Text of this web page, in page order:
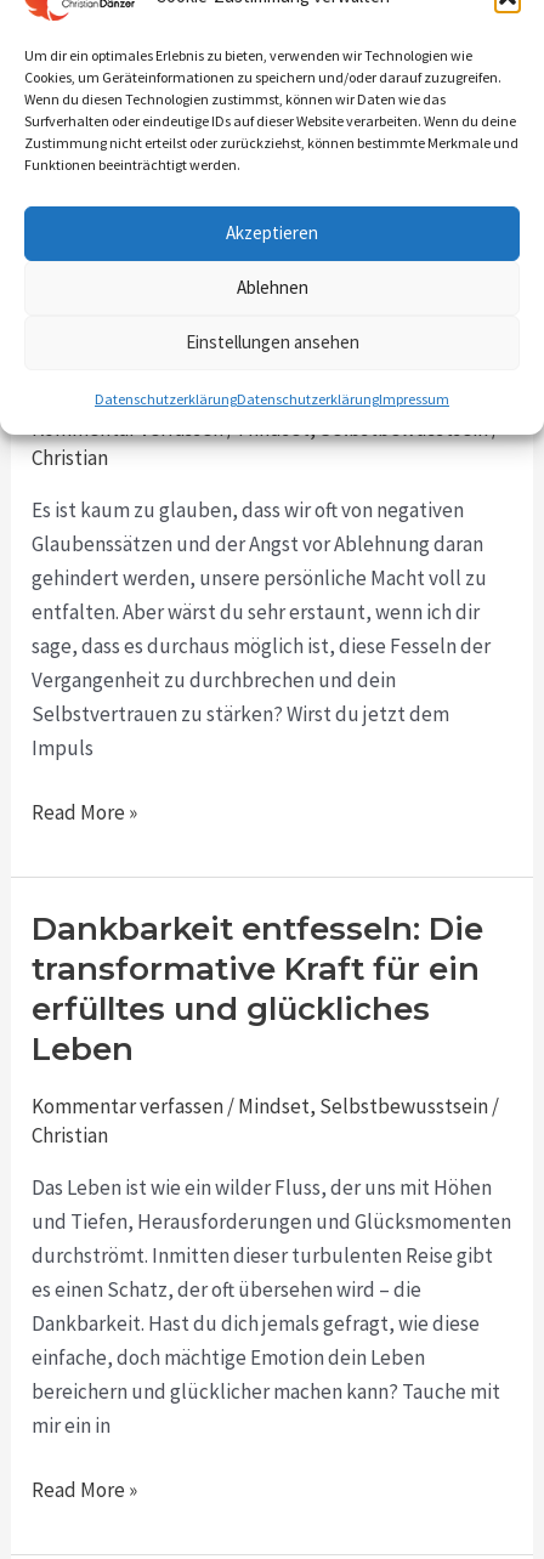
Um dir ein optimales Erlebnis zu bieten, verwenden wir Technologien wie
Cookies, um Geräteinformationen zu speichern und/oder darauf zuzugreifen.
Wenn du diesen Technologien zustimmst, können wir Daten wie das
Surfverhalten oder eindeutige IDs auf dieser Website verarbeiten. Wenn du deine
Zustimmung nicht erteilst oder zurückziehst, können bestimmte Merkmale und
Funktionen beeinträchtigt werden.
Akzeptieren
Ablehnen
Einstellungen ansehen
DatenschutzerklärungDatenschutzerklärungImpressum
innerer Frieden
Read More »
Grenzen setzen und
Selbstvertrauen stärken: Wie
du deine persönliche Macht
Kommentar verfassen/Mindset,Selbstbewusstsein/
Christian
Es ist kaum zu glauben, dass wir oft von negativen
Glaubenssätzen und der Angst vor Ablehnung daran
gehindert werden, unsere persönliche Macht voll zu
entfalten. Aber wärst du sehr erstaunt, wenn ich dir
sage, dass es durchaus möglich ist, diese Fesseln der
Vergangenheit zu durchbrechen und dein
Selbstvertrauen zu stärken? Wirst du jetzt dem
Impuls
du
persönliche
Macht
zurückgewinnst
Read More »
Dankbarkeit entfesseln: Die
transformative Kraft für ein
erfülltes und glückliches
Leben
Kommentar verfassen/Mindset, Selbstbewusstsein/
Christian
Das Leben ist wie ein wilder Fluss, der uns mit Höhen
und Tiefen, Herausforderungen und Glücksmomenten
durchströmt. Inmitten dieser turbulenten Reise gibt
es einen Schatz, der oft übersehen wird – die
Dankbarkeit. Hast du dich jemals gefragt, wie diese
einfache, doch mächtige Emotion dein Leben
bereichern und glücklicher machen kann? Tauche mit
mir ein in
Dankbarkeit
entfesseln:
transformative
Kraft
für
ein
und
glückliches
Leben
Read More »